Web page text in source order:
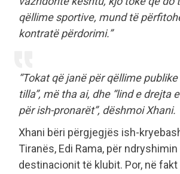
qëllime sportive, mund të
kontratë përdorimi.”
“Tokat që janë për qëllime
tilla”, më tha ai, dhe “lind e drejta
për ish-pronarët”, dëshmoi Xhani.
Xhani bëri përgjegjës ish-
Tiranës, Edi Rama, për ndryshimin
destinacionit të klubit. Por, në fakt